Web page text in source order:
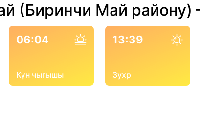
(Биринчи Май
06:04
Күн чыгышы
13:39
Зухр